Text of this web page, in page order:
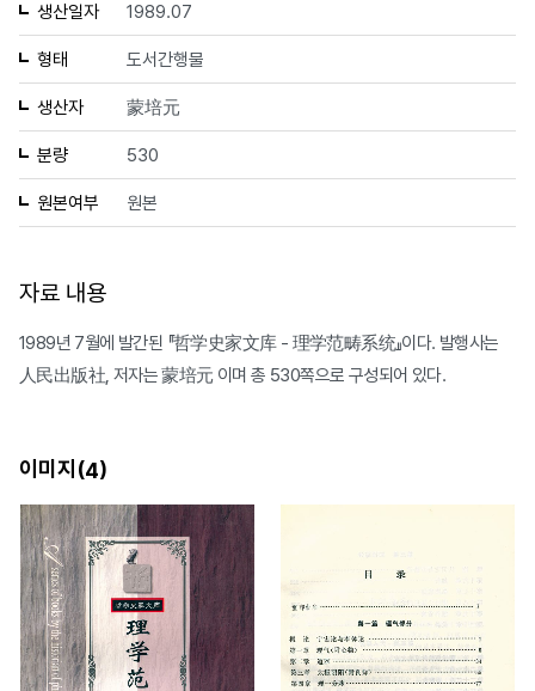
생산일자 1989.07
형태 도서간행물
생산자 蒙培元
분량 530
원본여부 원본
자료 내용
1989년 7월에 발간된 『哲学史家文库 - 理学范畴系统』이다. 발행사는
人民出版社, 저자는 蒙培元 이며 총 530쪽으로 구성되어 있다.
이미지(4)